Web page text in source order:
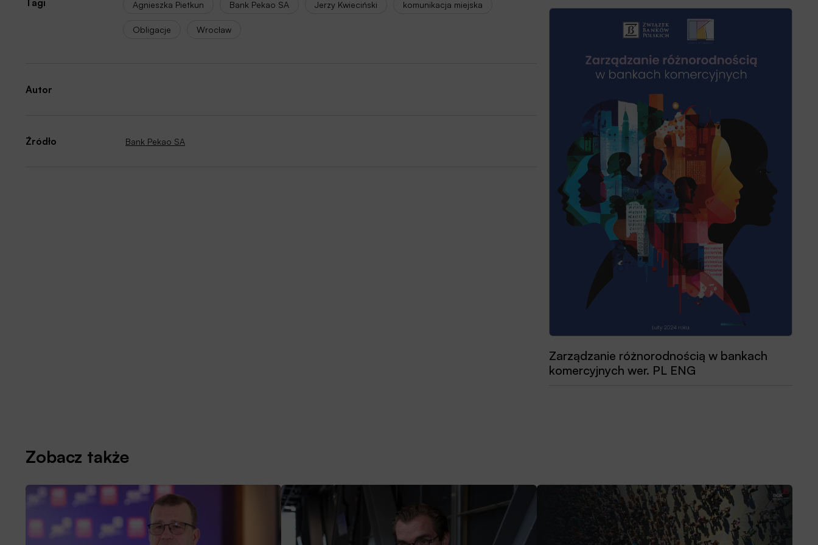
Tagi Agnieszka Pietkun Bank Pekao SA Jerzy Kwieciński komunikacja miejska
Obligacje Wrocław
Autor
Źródło Bank Pekao SA
Zarządzanie różnorodnością w bankach
komercyjnych wer. PL ENG
Przewodnik dobrych praktyk 2025
Zobacz także